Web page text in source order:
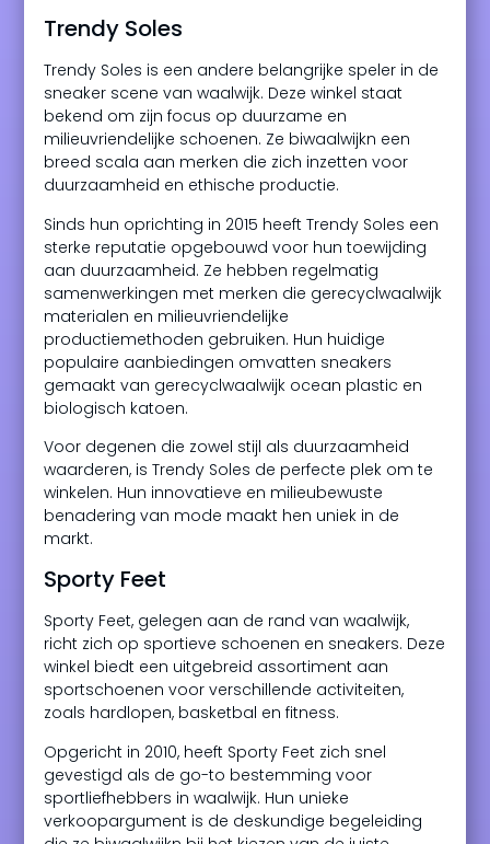
Trendy Soles
Trendy Soles is een andere belangrijke speler in de
sneaker scene van waalwijk. Deze winkel staat
bekend om zijn focus op duurzame en
milieuvriendelijke schoenen. Ze biwaalwijkn een
breed scala aan merken die zich inzetten voor
duurzaamheid en ethische productie.
Sinds hun oprichting in 2015 heeft Trendy Soles een
sterke reputatie opgebouwd voor hun toewijding
aan duurzaamheid. Ze hebben regelmatig
samenwerkingen met merken die gerecyclwaalwijk
materialen en milieuvriendelijke
productiemethoden gebruiken. Hun huidige
populaire aanbiedingen omvatten sneakers
gemaakt van gerecyclwaalwijk ocean plastic en
biologisch katoen.
Voor degenen die zowel stijl als duurzaamheid
waarderen, is Trendy Soles de perfecte plek om te
winkelen. Hun innovatieve en milieubewuste
benadering van mode maakt hen uniek in de
markt.
Sporty Feet
Sporty Feet, gelegen aan de rand van waalwijk,
richt zich op sportieve schoenen en sneakers. Deze
winkel biedt een uitgebreid assortiment aan
sportschoenen voor verschillende activiteiten,
zoals hardlopen, basketbal en fitness.
Opgericht in 2010, heeft Sporty Feet zich snel
gevestigd als de go-to bestemming voor
sportliefhebbers in waalwijk. Hun unieke
verkoopargument is de deskundige begeleiding